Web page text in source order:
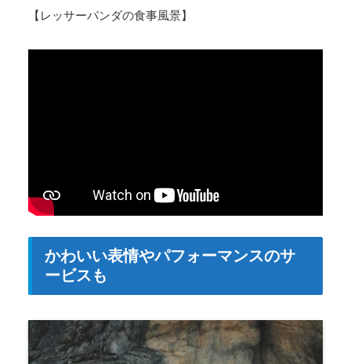
【レッサーパンダの食事風景】
かわいい表情やパフォーマンスのサ
ービスも